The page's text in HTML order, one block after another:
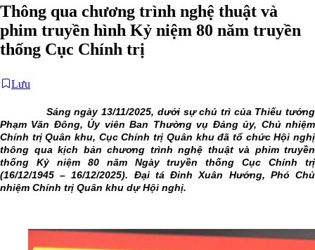
Thông qua chương trình nghệ thuật và
phim truyền hình Kỷ niệm 80 năm truyền
thống Cục Chính trị
Lưu
Sáng ngày 13/11/2025, dưới sự chủ trì của Thiếu tướng
Phạm Văn Đông, Ủy viên Ban Thường vụ Đảng ủy, Chủ nhiệm
Chính trị Quân khu, Cục Chính trị Quân khu đã tổ chức Hội nghị
thông qua kịch bản chương trình nghệ thuật và phim truyền
thống Kỷ niệm 80 năm Ngày truyền thống Cục Chính trị
(16/12/1945 – 16/12/2025). Đại tá Đinh Xuân Hướng, Phó Chủ
nhiệm Chính trị Quân khu dự Hội nghị.